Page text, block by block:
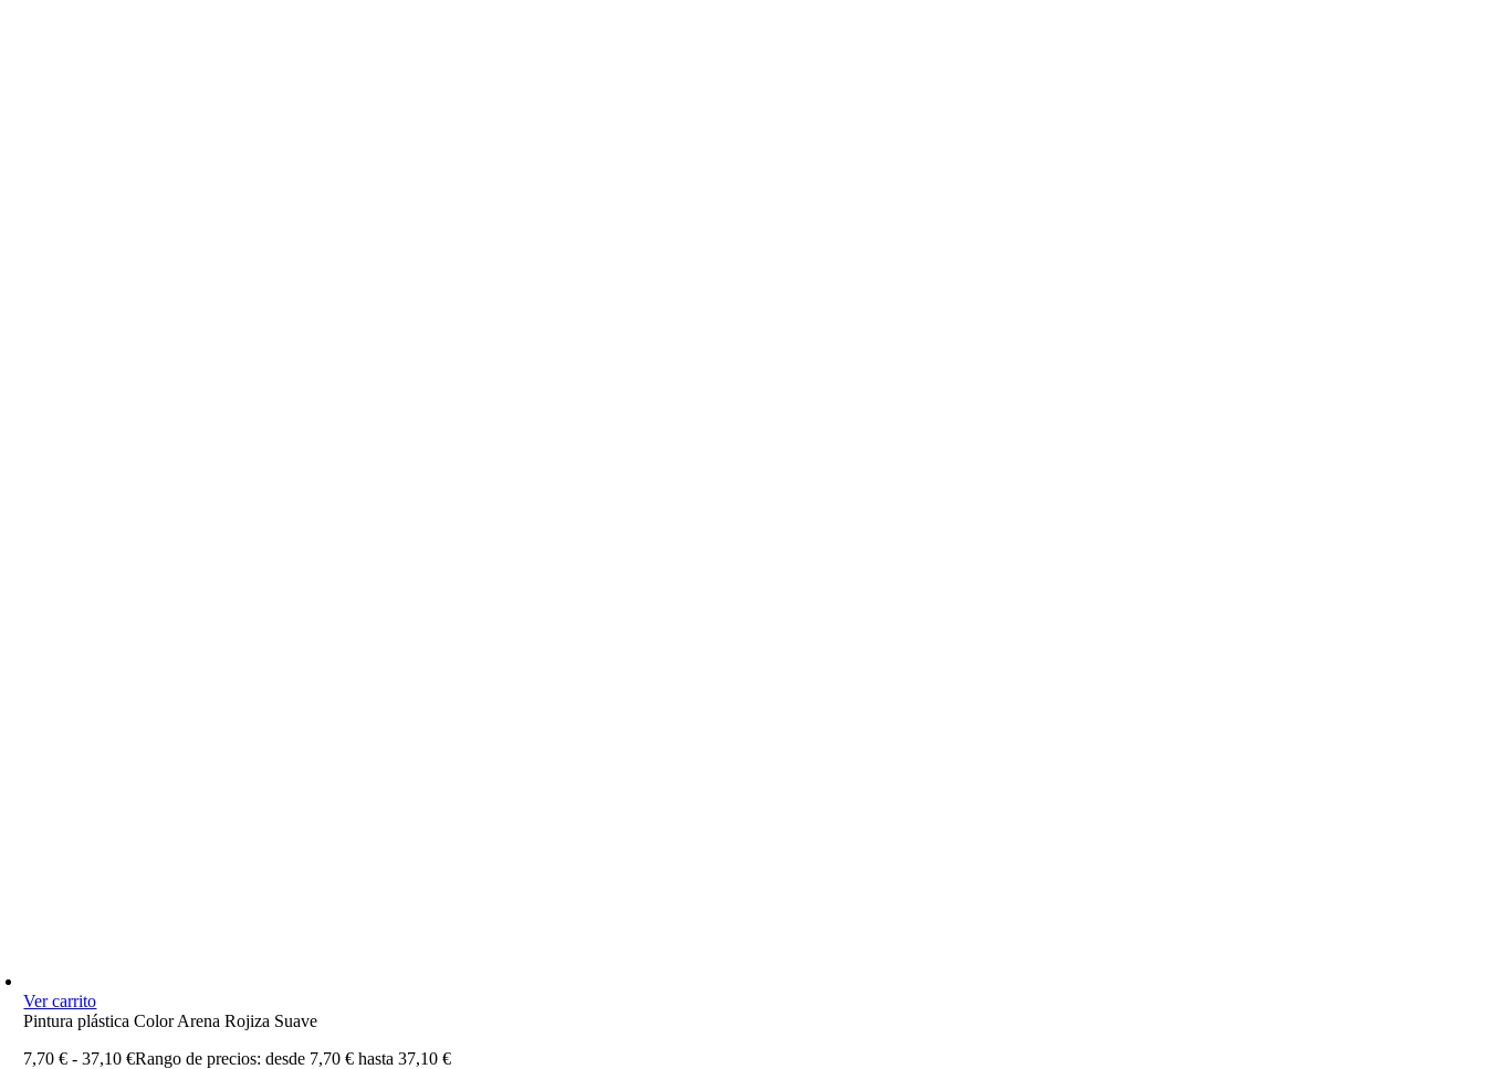
Ver carrito
Pintura plástica Color Arena Rojiza Suave
7,70€ - 37,10€Rango de precios: desde 7,70 € hasta 37,10 €